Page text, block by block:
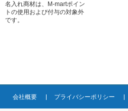
名入れ商材は、M-martポイン
トの使用および付与の対象外
です。
会社概要 プライバシーポリシー